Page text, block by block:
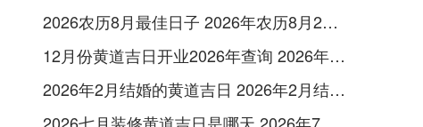
2026农历8月最佳日子 2026年农历8月26日是多少号
12月份黄道吉日开业2026年查询 2026年12月黄道吉日开业大吉
2026年2月结婚的黄道吉日 2026年2月结婚黄道吉日查询最新